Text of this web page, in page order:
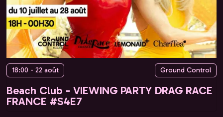
18:00 - 22 août Ground Control
Beach Club - VIEWING PARTY DRAG RACE
FRANCE #S4E7